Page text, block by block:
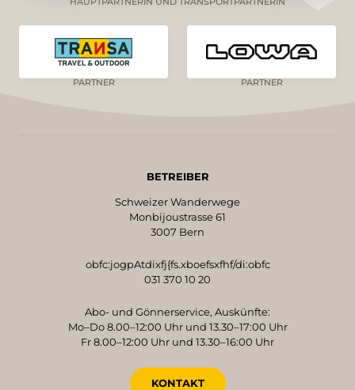
PARTNER PARTNER
BETREIBER
Schweizer Wanderwege
Monbijoustrasse 61
3007 Bern
obfc:jogpAtdixfj{fs.xboefsxfhf/di:obfc
031 370 10 20
Abo- und Gönnerservice, Auskünfte:
Mo–Do 8.00–12:00 Uhr und 13.30–17:00 Uhr
Fr 8.00–12:00 Uhr und 13.30–16:00 Uhr
KONTAKT